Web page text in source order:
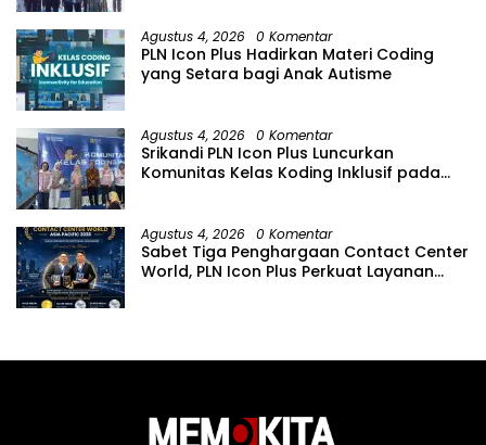
Agustus 4, 2026 0 Komentar
PLN Icon Plus Hadirkan Materi Coding
yang Setara bagi Anak Autisme
Agustus 4, 2026 0 Komentar
Srikandi PLN Icon Plus Luncurkan
Komunitas Kelas Koding Inklusif pada
Agustus 4, 2026 0 Komentar
Sabet Tiga Penghargaan Contact Center
World, PLN Icon Plus Perkuat Layanan